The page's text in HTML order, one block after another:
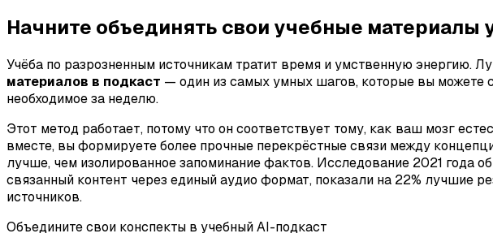
Начните объединять свои учебные материалы
Учёба по разрозненным источникам тратит время и умственную энергию.
материалов в подкаст — один из самых умных шагов, которые вы можете
необходимое за неделю.
Этот метод работает, потому что он соответствует тому, как ваш мозг
вместе, вы формируете более прочные перекрёстные связи между
лучше, чем изолированное запоминание фактов. Исследование 2021 года об
связанный контент через единый аудио формат, показали на 22% лучшие
источников.
Объедините свои конспекты в учебный AI-подкаст